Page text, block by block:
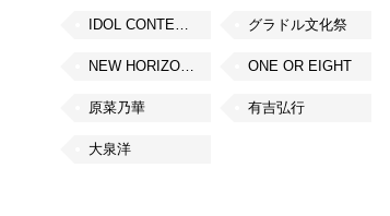
IDOL CONTENT EXPO グラドル文化祭
NEW HORIZON FEST ONE OR EIGHT
原菜乃華 有吉弘行
大泉洋